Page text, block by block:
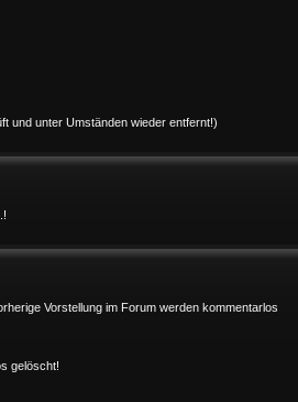
und unter Umständen wieder entfernt!)
Vorstellung im Forum werden kommentarlos
gelöscht!